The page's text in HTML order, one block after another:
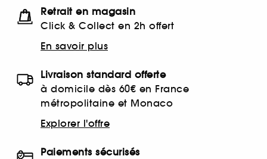
Retrait en magasin
Click & Collect en 2h offert
En savoir plus
Livraison standard offerte
à domicile dès 60€ en France
métropolitaine et Monaco
Explorer l'offre
Paiements sécurisés